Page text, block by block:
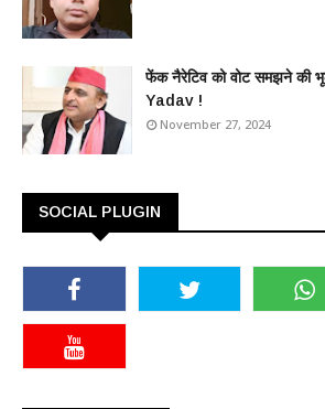
फेंक नैरेटिव को वोट समझने
Yadav !
November 27, 2024
SOCIAL PLUGIN